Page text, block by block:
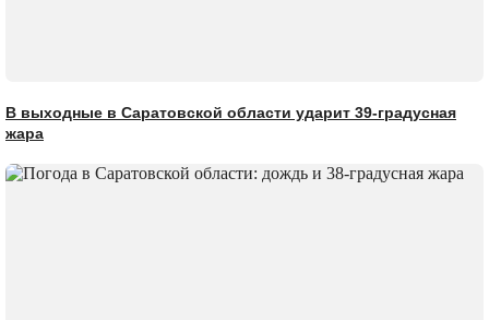
В выходные в Саратовской области ударит 39-градусная
жара